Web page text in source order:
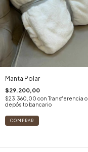
Manta Polar
$29.200,00
$23.360,00 con Transferencia o
depósito bancario